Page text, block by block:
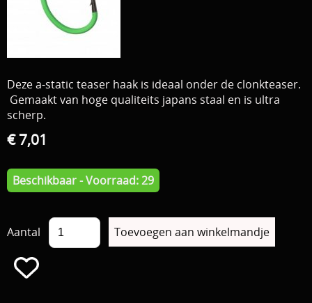
Boten en Belly / alle Benodigdheden
Tassen
Per leverancier
Decoratie
PROMO materiaal
cadeau bon
2e hands 2e kans
Download area
TIPS, Montages and film
Meerval.shop Pro staff
Deze a-static teaser haak is ideaal onder de clonkteaser.
Gemaakt van hoge qualiteits japans staal en is ultra
scherp.
€ 7,01
Beschikbaar - Voorraad: 29
Aantal